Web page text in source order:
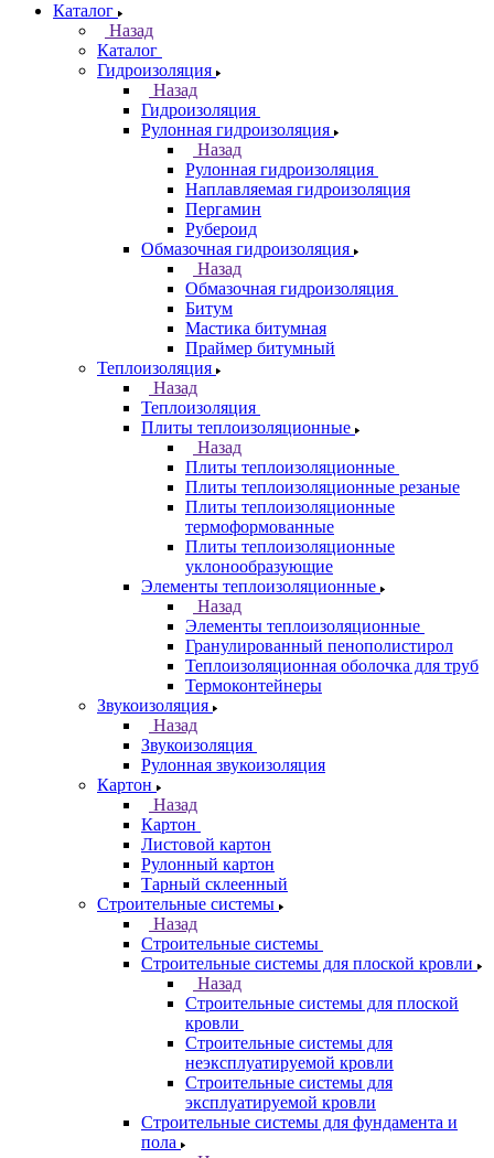
Каталог
Назад
Каталог
Гидроизоляция
Назад
Гидроизоляция
Рулонная гидроизоляция
Назад
Рулонная гидроизоляция
Наплавляемая гидроизоляция
Пергамин
Рубероид
Обмазочная гидроизоляция
Назад
Обмазочная гидроизоляция
Битум
Мастика битумная
Праймер битумный
Теплоизоляция
Назад
Теплоизоляция
Плиты теплоизоляционные
Назад
Плиты теплоизоляционные
Плиты теплоизоляционные резаные
Плиты теплоизоляционные
термоформованные
Плиты теплоизоляционные
уклонообразующие
Элементы теплоизоляционные
Назад
Элементы теплоизоляционные
Гранулированный пенополистирол
Теплоизоляционная оболочка для труб
Термоконтейнеры
Звукоизоляция
Назад
Звукоизоляция
Рулонная звукоизоляция
Картон
Назад
Картон
Листовой картон
Рулонный картон
Тарный склеенный
Строительные системы
Назад
Строительные системы
Строительные системы для плоской кровли
Назад
Строительные системы для плоской
кровли
Строительные системы для
неэксплуатируемой кровли
Строительные системы для
эксплуатируемой кровли
Строительные системы для фундамента и
пола